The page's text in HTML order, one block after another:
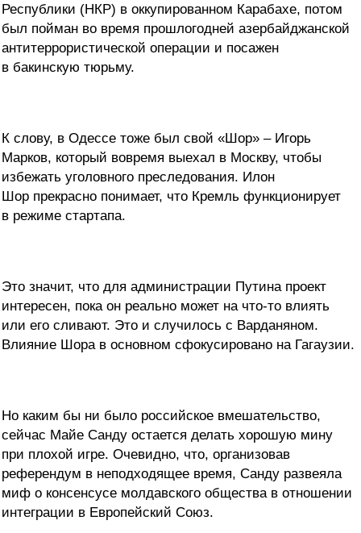
Республики (НКР) в оккупированном Карабахе, потом
был пойман во время прошлогодней азербайджанской
антитеррористической операции и посажен
в бакинскую тюрьму.
К слову, в Одессе тоже был свой «Шор» – Игорь
Марков, который вовремя выехал в Москву, чтобы
избежать уголовного преследования. Илон
Шор прекрасно понимает, что Кремль функционирует
в режиме стартапа.
Это значит, что для администрации Путина проект
интересен, пока он реально может на что-то влиять
или его сливают. Это и случилось с Варданяном.
Влияние Шора в основном сфокусировано на Гагаузии.
Но каким бы ни было российское вмешательство,
сейчас Майе Санду остается делать хорошую мину
при плохой игре. Очевидно, что, организовав
референдум в неподходящее время, Санду развеяла
миф о консенсусе молдавского общества в отношении
интеграции в Европейский Союз.